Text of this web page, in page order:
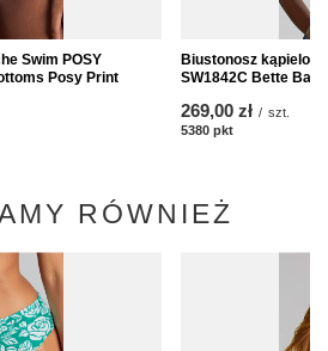
Swim POSY
Posy Print
Biustonosz
SW1842C Bette
269,00 zł / szt.
5380 pkt
RÓWNIEŻ